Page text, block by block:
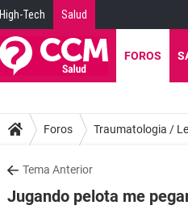
High-Tech Salud
FOROS
Foros Traumatologia /
Tema Anterior
Jugando pelota me